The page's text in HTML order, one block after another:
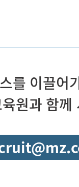
를 이끌어
원과 함께